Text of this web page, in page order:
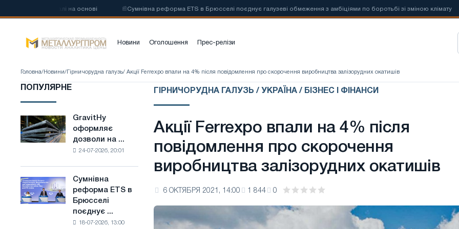
сталі на основі Сумнівна реформа ETS в Брюсселі поєднує галузеві обмеження з амбіціями по боротьбі зі зміною клімату
Новини Оголошення Прес-релізи
Головна/ Новини/ Гірничорудна галузь/ Акції Ferrexpo впали на 4% після повідомлення про скорочення виробництва залізорудних окатишів
ПОПУЛЯРНЕ
GravitHy
оформляє
дозволи
з
виробництва
низьковуглецевої
GravitHy
оформляє
дозволи на ...
24-07-2026, 20:01
Сумнівна
реформа
ETS
Сумнівна
реформа ETS в
Брюсселі
поєднує ...
18-07-2026, 13:00
ГІРНИЧОРУДНА ГАЛУЗЬ / УКРАЇНА / БІЗНЕС І ФІНАНСИ
Акції Ferrexpo впали на 4% після
повідомлення про скорочення
виробництва залізорудних окатишів
6 ОКТЯБРЯ 2021, 14:00 1 844 0